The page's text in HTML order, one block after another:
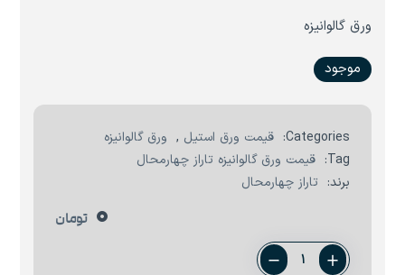
ورق گالوانیزه
موجود
Categories: قیمت ورق استیل , ورق گالوانیزه
Tag:
قیمت ورق گالوانیزه تاراز چهارمحال
برند: تاراز چهارمحال
0 تومان
ورق